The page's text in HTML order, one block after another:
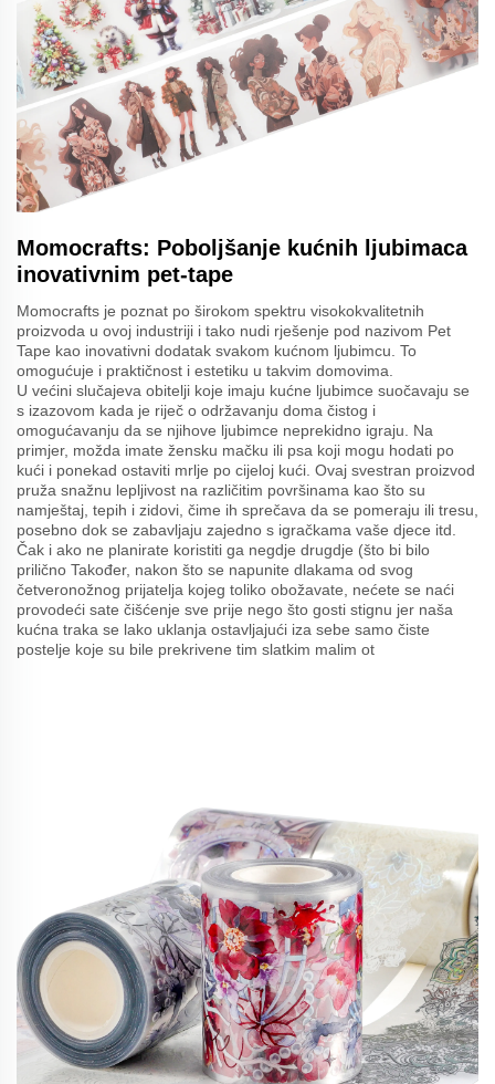
Momocrafts: Poboljšanje kućnih ljubimaca
inovativnim pet-tape
Momocrafts je poznat po širokom spektru visokokvalitetnih
proizvoda u ovoj industriji i tako nudi rješenje pod nazivom Pet
Tape kao inovativni dodatak svakom kućnom ljubimcu. To
omogućuje i praktičnost i estetiku u takvim domovima.
U većini slučajeva obitelji koje imaju kućne ljubimce suočavaju se
s izazovom kada je riječ o održavanju doma čistog i
omogućavanju da se njihove ljubimce neprekidno igraju. Na
primjer, možda imate žensku mačku ili psa koji mogu hodati po
kući i ponekad ostaviti mrlje po cijeloj kući. Ovaj svestran proizvod
pruža snažnu lepljivost na različitim površinama kao što su
namještaj, tepih i zidovi, čime ih sprečava da se pomeraju ili tresu,
posebno dok se zabavljaju zajedno s igračkama vaše djece itd.
Čak i ako ne planirate koristiti ga negdje drugdje (što bi bilo
prilično Također, nakon što se napunite dlakama od svog
četveronožnog prijatelja kojeg toliko obožavate, nećete se naći
provodeći sate čišćenje sve prije nego što gosti stignu jer naša
kućna traka se lako uklanja ostavljajući iza sebe samo čiste
postelje koje su bile prekrivene tim slatkim malim ot